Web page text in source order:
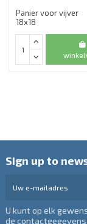
Panier voor vijver
18x18
Sign up to
U kunt op elk
de